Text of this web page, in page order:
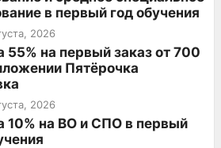
в первый год обучения
2026
55% на первый заказ от 700
Пятёрочка
2026
10% на ВО и СПО в первый